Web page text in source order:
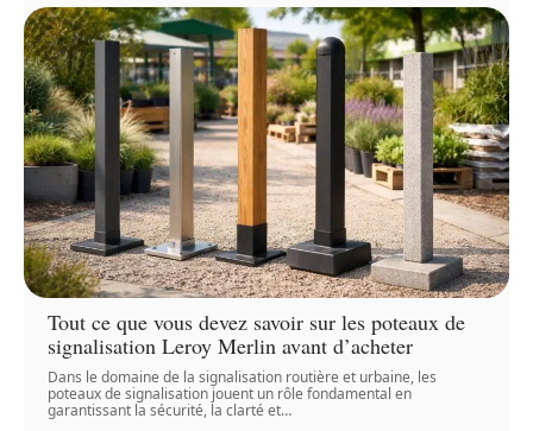
Tout ce que vous devez savoir sur les poteaux de
signalisation Leroy Merlin avant d’acheter
Dans le domaine de la signalisation routière et urbaine, les
poteaux de signalisation jouent un rôle fondamental en
garantissant la sécurité, la clarté et…